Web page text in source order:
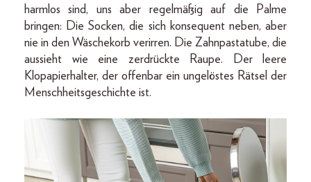
harmlos sind, uns aber regelmäßig auf die Palme
bringen: Die Socken, die sich konsequent neben, aber
nie in den Wäschekorb verirren. Die Zahnpastatube, die
aussieht wie eine zerdrückte Raupe. Der leere
Klopapierhalter, der offenbar ein ungelöstes Rätsel der
Menschheitsgeschichte ist.